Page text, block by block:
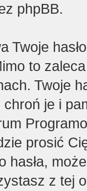
phpBB.
Twoje
to
Twoje
je i
prosić
hasła,
z tej